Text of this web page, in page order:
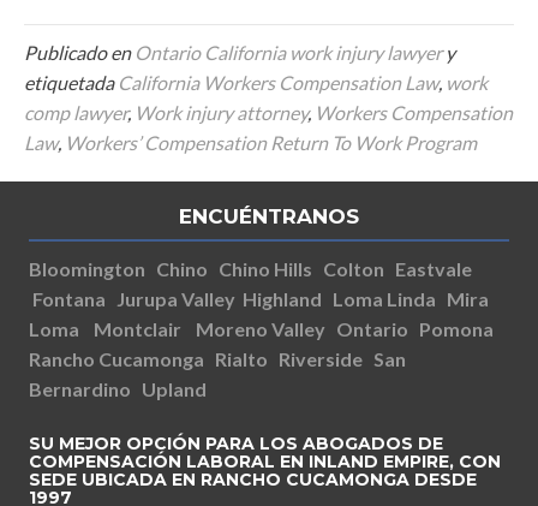
Publicado en Ontario California work injury lawyery
etiquetada California Workers Compensation Law, work
comp lawyer, Work injury attorney, Workers Compensation
Law, Workers’ Compensation Return To Work Program
ENCUÉNTRANOS
Bloomington Chino Chino Hills Colton Eastvale
Fontana Jurupa Valley Highland Loma Linda Mira
Loma
Montclair Moreno Valley Ontario Pomona
Rancho Cucamonga Rialto Riverside San
Bernardino Upland
SU MEJOR OPCIÓN PARA LOS ABOGADOS DE
COMPENSACIÓN LABORAL EN INLAND EMPIRE, CON
SEDE UBICADA EN RANCHO CUCAMONGA DESDE
1997